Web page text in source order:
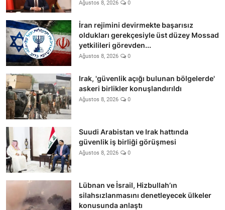
Ağustos 8, 2026 0
İran rejimini devirmekte başarısız
oldukları gerekçesiyle üst düzey Mossad
yetkilileri görevden...
Ağustos 8, 2026 0
Irak, 'güvenlik açığı bulunan bölgelerde'
askeri birlikler konuşlandırıldı
Ağustos 8, 2026 0
Suudi Arabistan ve Irak hattında
güvenlik iş birliği görüşmesi
Ağustos 8, 2026 0
Lübnan ve İsrail, Hizbullah’ın
silahsızlanmasını denetleyecek ülkeler
konusunda anlaştı